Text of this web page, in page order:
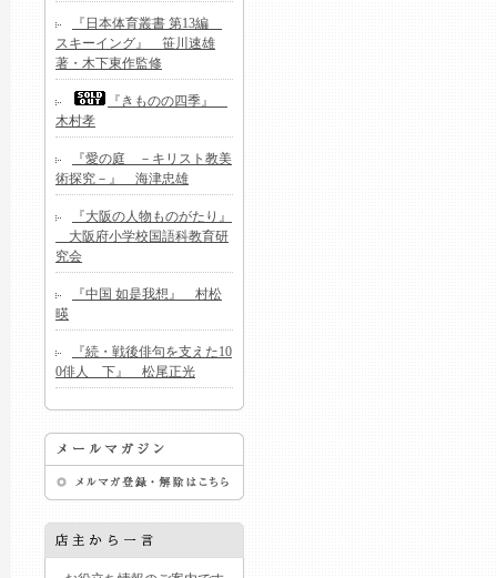
『日本体育叢書 第13編
スキーイング』 笹川速雄
著・木下東作監修
『きものの四季』
木村孝
『愛の庭 －キリスト教美
術探究－』 海津忠雄
『大阪の人物ものがたり』
大阪府小学校国語科教育研
究会
『中国 如是我想』 村松
暎
『続・戦後俳句を支えた10
0俳人 下』 松尾正光